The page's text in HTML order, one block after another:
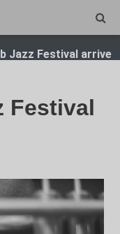
Jazz Festival arrive
Festival